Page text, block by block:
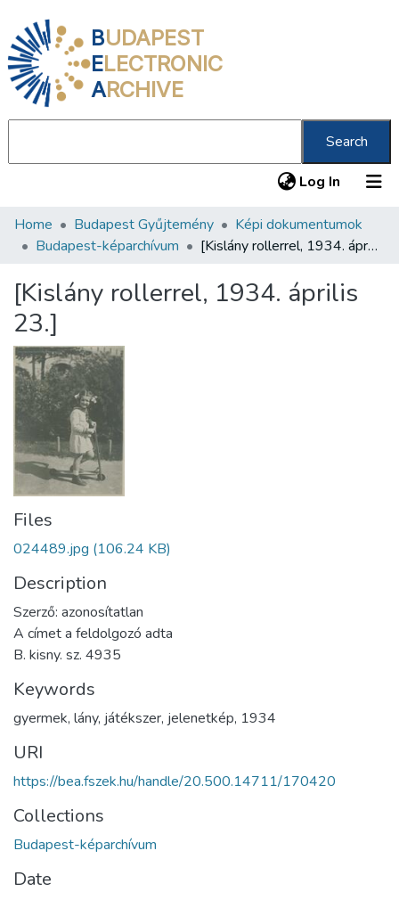
BUDAPEST
ELECTRONIC
ARCHIVE
Search
Log In (current)
Communities & Collections
Statistics
About us
Home Budapest Gyűjtemény
Képi dokumentumok
Budapest-képarchívum
[Kislány rollerrel, 1934. április 23.]
[Kislány rollerrel, 1934. április
23.]
Files
024489.jpg (106.24 KB)
Description
Szerző: azonosítatlan
A címet a feldolgozó adta
B. kisny. sz. 4935
Keywords
gyermek, lány, játékszer, jelenetkép, 1934
URI
https://bea.fszek.hu/handle/20.500.14711/170420
Collections
Budapest-képarchívum
Date